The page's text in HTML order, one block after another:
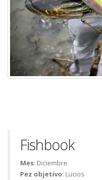
Fishbook
Mes: Diciembre
Pez objetivo: Lucios